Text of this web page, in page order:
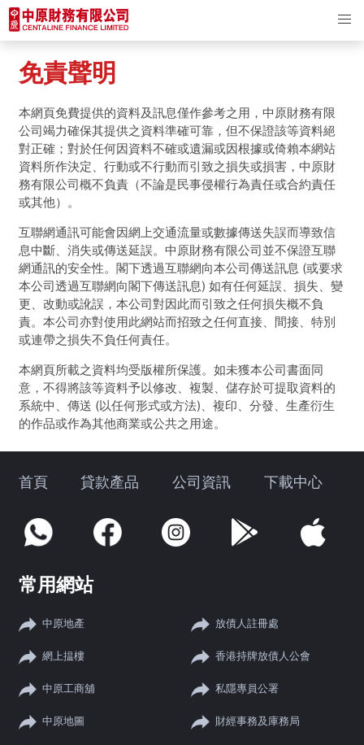
免責聲明
本網頁免費提供的資料及訊息僅作參考之用，中原財務有限
公司竭力確保其提供之資料準確可靠，但不保證該等資料絕
對正確；對於任何因資料不確或遺漏或因根據或倚賴本網站
資料所作決定、行動或不行動而引致之損失或損害，中原財
務有限公司概不負責（不論是民事侵權行為責任或合約責任
或其他）。
互聯網通訊可能會因網上交通流量或數據傳送失誤而導致信
息中斷、消失或傳送延誤。中原財務有限公司並不保證互聯
網通訊的安全性。閣下透過互聯網向本公司傳送訊息 (或要求
本公司透過互聯網向閣下傳送訊息) 如有任何延誤、損失、變
更、改動或訛誤，本公司對因此而引致之任何損失概不負
責。本公司亦對使用此網站而招致之任何直接、間接、特別
或連帶之損失不負任何責任。
本網頁所載之資料均受版權所保護。如未獲本公司書面同
意，不得將該等資料予以修改、複製、儲存於可提取資料的
系統中、傳送 (以任何形式或方法)、複印、分發、生產衍生
的作品或作為其他商業或公共之用途。
首頁 貸款產品 公司資訊 下載中心
常用網站
中原地產
網上揾樓
中原工商舖
中原地圖
放債人註冊處
香港持牌放債人公會
私隱專員公署
財經事務及庫務局